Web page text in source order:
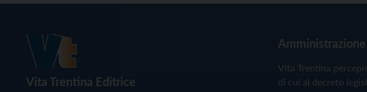
Vita Trentina Editrice
Vita Trentina
di cui al decreto